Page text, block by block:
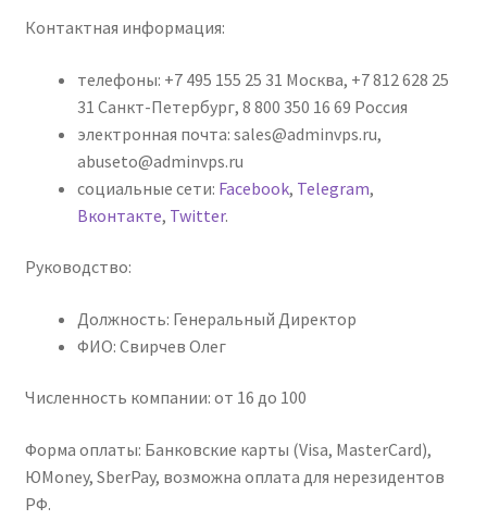
Контактная информация:
телефоны: +7 495 155 25 31 Москва, +7 812 628 25
31 Санкт-Петербург, 8 800 350 16 69 Россия
электронная почта: sales@adminvps.ru,
abuseto@adminvps.ru
социальные сети: Facebook, Telegram,
Вконтакте, Twitter.
Руководство:
Должность: Генеральный Директор
ФИО: Свирчев Олег
Численность компании: от 16 до 100
Форма оплаты: Банковские карты (Visa, MasterCard),
ЮMoney, SberPay, возможна оплата для нерезидентов
РФ.